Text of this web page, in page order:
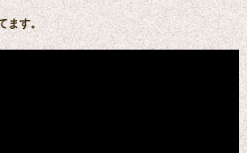
ます。